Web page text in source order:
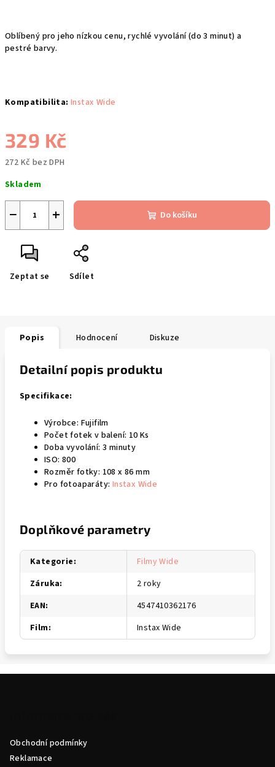
Oblíbený pro jeho nízkou cenu, rychlé vyvolání (do 3 minut) a
pestré barvy.
Kompatibilita: Instax Wide
329 Kč
272 Kč bez DPH
cena:
Skladem
+
− Do košíku
Zeptat se Sdílet
Popis Hodnocení Diskuze
Detailní popis produktu
Specifikace:
Výrobce: Fujifilm
Počet fotek v balení: 10 Ks
Doba vyvolání: 3 minuty
ISO: 800
Rozměr fotky: 108 x 86 mm
Pro fotoaparáty: Instax Wide
Doplňkové parametry
Kategorie:
Filmy Wide
Záruka:
2 roky
EAN:
4547410362176
Film: Instax Wide
Obchodní podmínky
Reklamace